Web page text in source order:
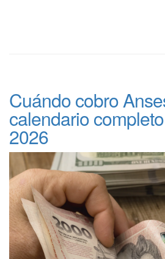
Cuándo cobro
calendario
2026